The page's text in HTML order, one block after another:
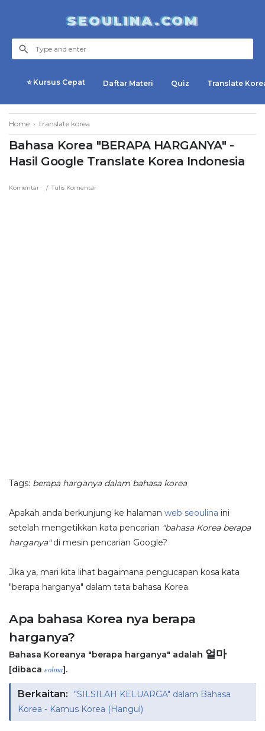
SEOULINA.COM
⭐ Kursus Cepat Daftar Materi Quiz Translate
Home › translate korea
Bahasa Korea "BERAPA HARGANYA" -
Hasil Google Translate Korea Indonesia
Komentar Tulis Komentar
Tags: berapa harganya dalam bahasa korea
Apakah anda berkunjung ke halaman web seoulina ini
setelah mengetikkan kata pencarian "bahasa Korea berapa
harganya"di mesin pencarian Google?
Jika ya, mari kita lihat bagaimana pengucapan kosa kata
"berapa harganya" dalam tata bahasa Korea.
Apa bahasa Korea nya berapa
harganya?
Bahasa Koreanya "berapa harganya" adalah 얼마
[dibaca eolma].
Berkaitan:
"SILSILAH KELUARGA" dalam Bahasa
Korea - Kamus Korea (Hangul)